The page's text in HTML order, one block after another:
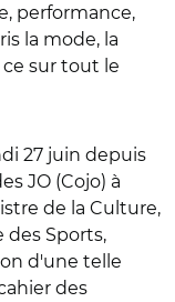
performance,
la mode, la
ce sur tout le
27 juin depuis
JO (Cojo) à
de la Culture,
des Sports,
d'une telle
des